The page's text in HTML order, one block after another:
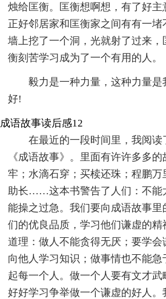
烛给匡衡。匡衡想啊想，有了好主
正好邻居家和匡衡家之间有有一
墙上挖了一个洞，光就射了过来
衡刻苦学习成为了一个有用的人。
毅力是一种力量，这种力量
好!
成语故事读后感12
在最近的一段时间里，我阅
《成语故事》。里面有许许多多
牢；水滴石穿；买椟还珠；程鹏
助长……这本书警告了人们：不能
能操之过急。我们要向成语故事
们的优良品质，学习他们谦虚的
道理：做人不能贪得无厌；要学
向他人学习知识；做事情也不能
起每一个人。做一个人要有文才
好好学习争举做一个谦虚的好人